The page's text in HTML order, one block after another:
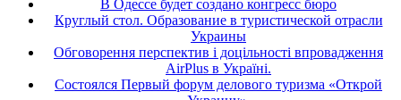
В Одессе будет создано конгресс бюро
Круглый стол. Образование в туристической отрасли
Украины
Обговорення перспектив і доцільності впровадження
AirPlus в Україні.
Состоялся Первый форум делового туризма «Открой